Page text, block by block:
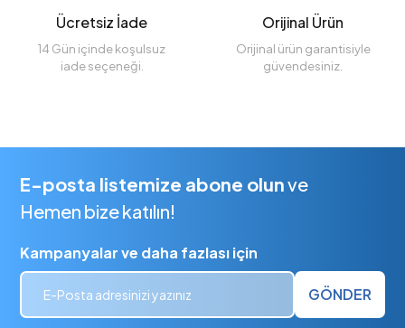
Ücretsiz İade
14 Gün içinde koşulsuz
iade seçeneği.
Orijinal Ürün
Orijinal ürün garantisiyle
güvendesiniz.
E-posta listemize abone olunve
Hemen bize katılın!
Kampanyalar ve daha fazlası için
GÖNDER